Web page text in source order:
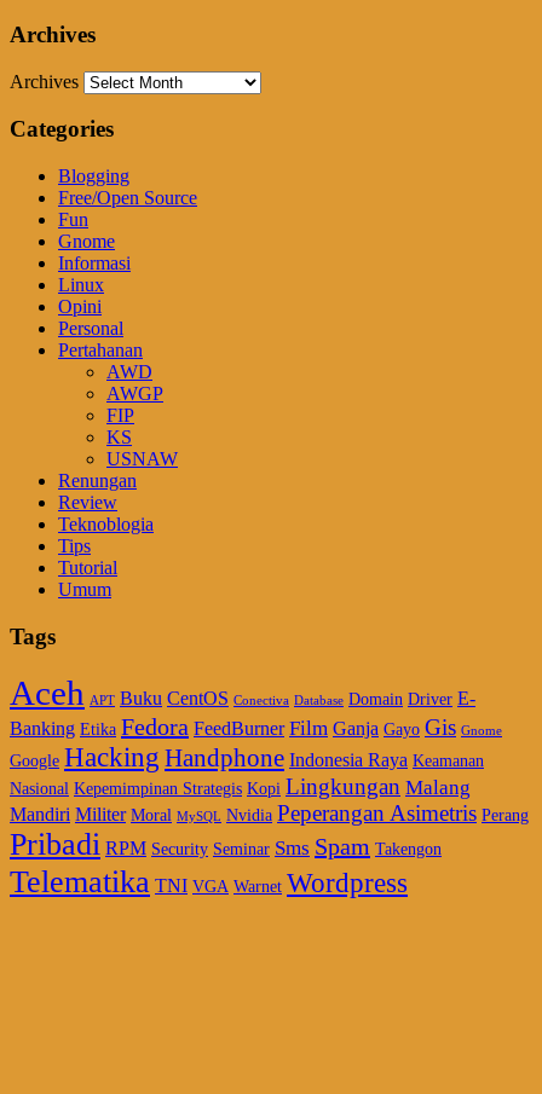
Archives
Archives
Categories
Blogging
Free/Open Source
Fun
Gnome
Informasi
Linux
Opini
Personal
Pertahanan
AWD
AWGP
FIP
KS
USNAW
Renungan
Review
Teknoblogia
Tips
Tutorial
Umum
Tags
Aceh APT Buku CentOS Conectiva Database Domain Driver E-
Banking Etika Fedora FeedBurner Film Ganja Gayo Gis Gnome
Google Hacking Handphone Indonesia Raya Keamanan
Nasional Kepemimpinan Strategis Kopi Lingkungan Malang
Mandiri Militer Moral MySQL Nvidia Peperangan Asimetris Perang
Pribadi RPM Security Seminar Sms Spam Takengon
Telematika TNI VGA Warnet Wordpress